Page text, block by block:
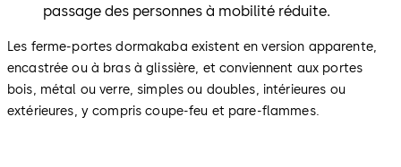
passage des personnes à mobilité réduite.
Les ferme-portes dormakaba existent en version apparente,
encastrée ou à bras à glissière, et conviennent aux portes
bois, métal ou verre, simples ou doubles, intérieures ou
extérieures, y compris coupe-feu et pare-flammes.